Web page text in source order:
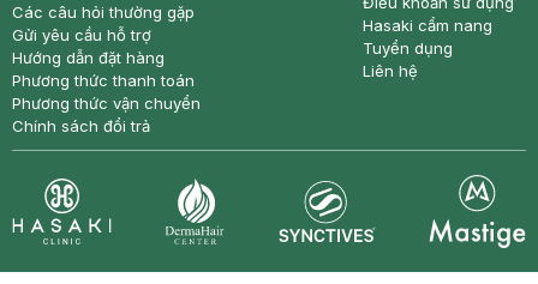
Các câu hỏi thường gặp
Gửi yêu cầu hỗ trợ
Hướng dẫn đặt hàng
Phương thức thanh toán
Phương thức vận chuyển
Chính sách đổi trả
Hasaki cẩm nang
Tuyển dụng
Liên hệ